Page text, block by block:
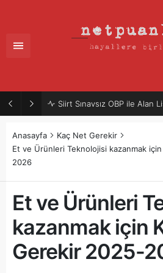
Mütercim Atama Puanları
Anasayfa
Kaç Net Gerekir
Et ve Ürünleri Teknolojisi kazanmak
2026
Et ve Ürünleri
kazanmak için
Gerekir 2025-